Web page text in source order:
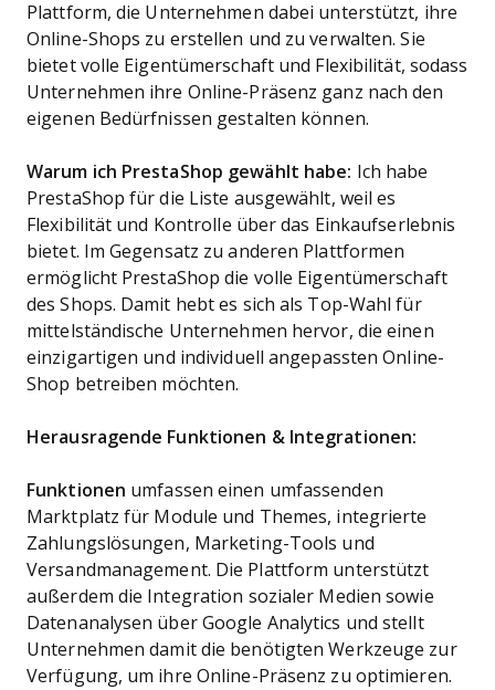
Plattform, die Unternehmen dabei unterstützt, ihre
Online-Shops zu erstellen und zu verwalten. Sie
bietet volle Eigentümerschaft und Flexibilität, sodass
Unternehmen ihre Online-Präsenz ganz nach den
eigenen Bedürfnissen gestalten können.
Warum ich PrestaShop gewählt habe:
Ich habe
PrestaShop für die Liste ausgewählt, weil es
Flexibilität und Kontrolle über das Einkaufserlebnis
bietet. Im Gegensatz zu anderen Plattformen
ermöglicht PrestaShop die volle Eigentümerschaft
des Shops. Damit hebt es sich als Top-Wahl für
mittelständische Unternehmen hervor, die einen
einzigartigen und individuell angepassten Online-
Shop betreiben möchten.
Herausragende Funktionen & Integrationen:
Funktionen umfassen einen umfassenden
Marktplatz für Module und Themes, integrierte
Zahlungslösungen, Marketing-Tools und
Versandmanagement. Die Plattform unterstützt
außerdem die Integration sozialer Medien sowie
Datenanalysen über Google Analytics und stellt
Unternehmen damit die benötigten Werkzeuge zur
Verfügung, um ihre Online-Präsenz zu optimieren.